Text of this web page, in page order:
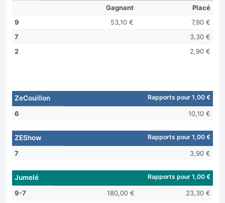
Gagnant
Placé
9
53,10 €
7,90 €
7
3,30 €
2
2,90 €
ZeCouillon Rapports pour 1,00 €
6 10,10 €
ZEShow Rapports pour 1,00 €
7 3,90 €
Jumelé Rapports pour 1,00 €
9-7 180,00 €
23,30 €